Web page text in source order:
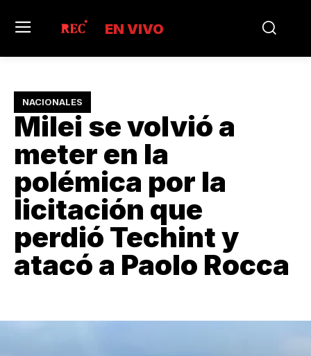
EN VIVO
NACIONALES
Milei se volvió a
meter en la
polémica por la
licitación que
perdió Techint y
atacó a Paolo Rocca